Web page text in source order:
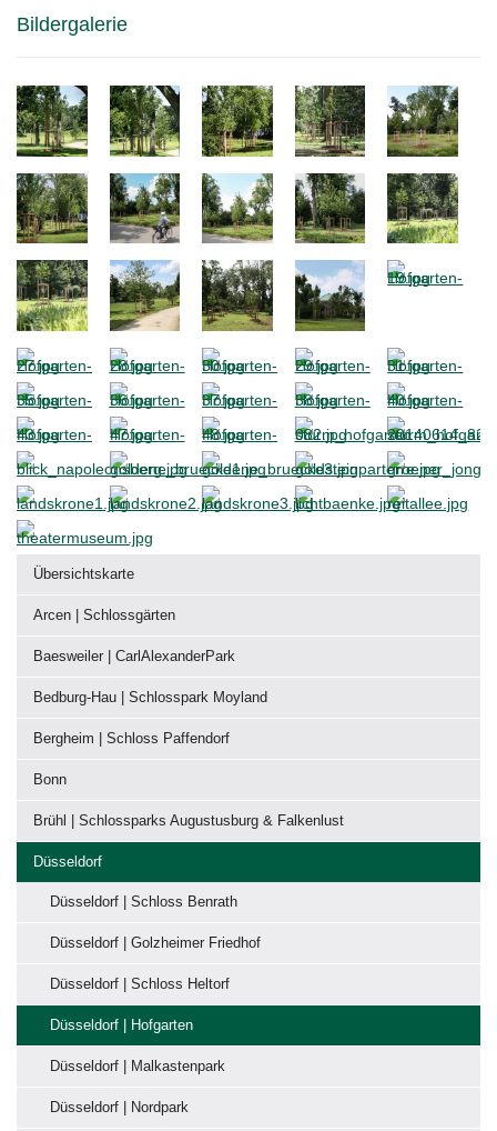
Bildergalerie
Übersichtskarte
Arcen | Schlossgärten
Baesweiler | CarlAlexanderPark
Bedburg-Hau | Schlosspark Moyland
Bergheim | Schloss Paffendorf
Bonn
Brühl | Schlossparks Augustusburg & Falkenlust
Düsseldorf
Düsseldorf | Schloss Benrath
Düsseldorf | Golzheimer Friedhof
Düsseldorf | Schloss Heltorf
Düsseldorf | Hofgarten
Düsseldorf | Malkastenpark
Düsseldorf | Nordpark